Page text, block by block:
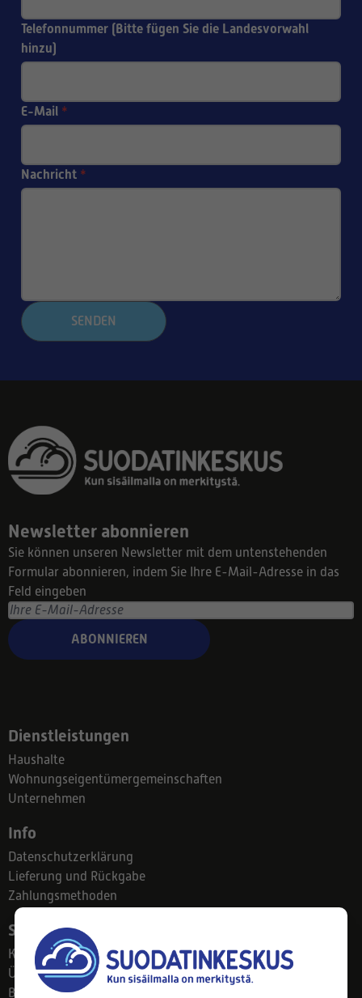
Telefonnummer (Bitte fügen Sie die Landesvorwahl
hinzu)
E-Mail *
Nachricht *
SENDEN
Newsletter abonnieren
Sie können unseren Newsletter mit dem untenstehenden
Formular abonnieren, indem Sie Ihre E-Mail-Adresse in das
Feld eingeben
ABONNIEREN
Dienstleistungen
Haushalte
Wohnungseigentümergemeinschaften
Unternehmen
Info
Datenschutzerklärung
Lieferung und Rückgabe
Zahlungsmethoden
Suodatinkeskus
Kontakt
Über uns
Blog